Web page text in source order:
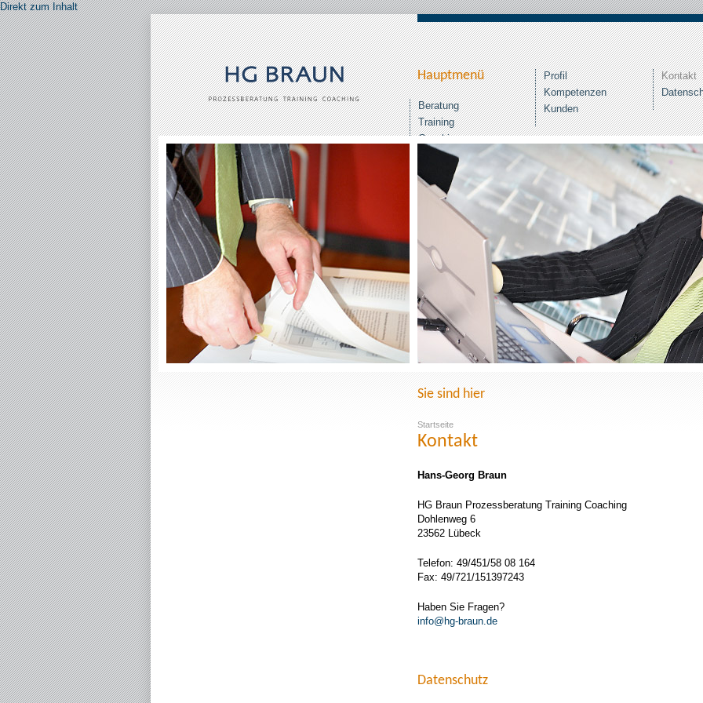
Direkt zum Inhalt
Hauptmenü
Beratung
Training
Coaching
Profil
Kompetenzen
Kunden
Kontakt
Sie sind hier
Startseite
Kontakt
Hans-Georg Braun
HG Braun Prozessberatung Training Coaching
Dohlenweg 6
23562 Lübeck
Telefon: 49/451/58 08 164
Fax: 49/721/151397243
Haben Sie Fragen?
info@hg-braun.de
Datenschutz